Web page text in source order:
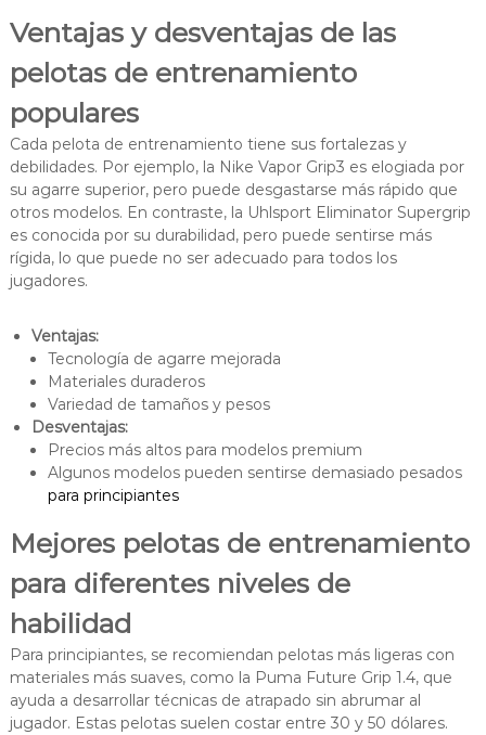
Ventajas y desventajas de las
pelotas de entrenamiento
populares
Cada pelota de entrenamiento tiene sus fortalezas y
debilidades. Por ejemplo, la Nike Vapor Grip3 es elogiada por
su agarre superior, pero puede desgastarse más rápido que
otros modelos. En contraste, la Uhlsport Eliminator Supergrip
es conocida por su durabilidad, pero puede sentirse más
rígida, lo que puede no ser adecuado para todos los
jugadores.
Ventajas:
Tecnología de agarre mejorada
Materiales duraderos
Variedad de tamaños y pesos
Desventajas:
Precios más altos para modelos premium
Algunos modelos pueden sentirse demasiado pesados
para principiantes
Mejores pelotas de entrenamiento
para diferentes niveles de
habilidad
Para principiantes, se recomiendan pelotas más ligeras con
materiales más suaves, como la Puma Future Grip 1.4, que
ayuda a desarrollar técnicas de atrapado sin abrumar al
jugador. Estas pelotas suelen costar entre 30 y 50 dólares.